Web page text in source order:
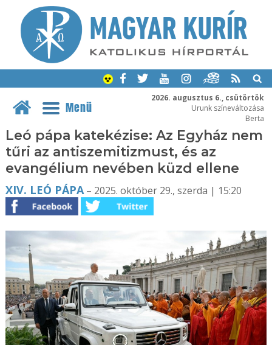
2026. augusztus 6., csütörtök
Urunk színeváltozása
Berta
Menü
Leó pápa katekézise: Az Egyház nem
tűri az antiszemitizmust, és az
evangélium nevében küzd ellene
XIV. LEÓ PÁPA– 2025. október 29., szerda | 15:20